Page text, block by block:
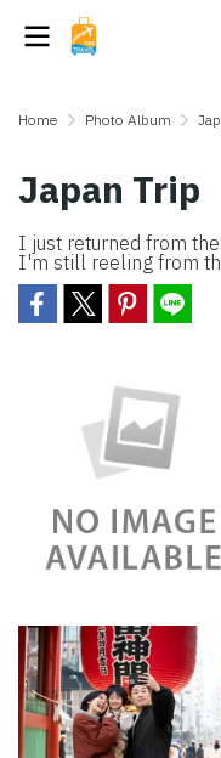
Home Photo Album
Japan Trip
I just returned from
I'm still reeling from